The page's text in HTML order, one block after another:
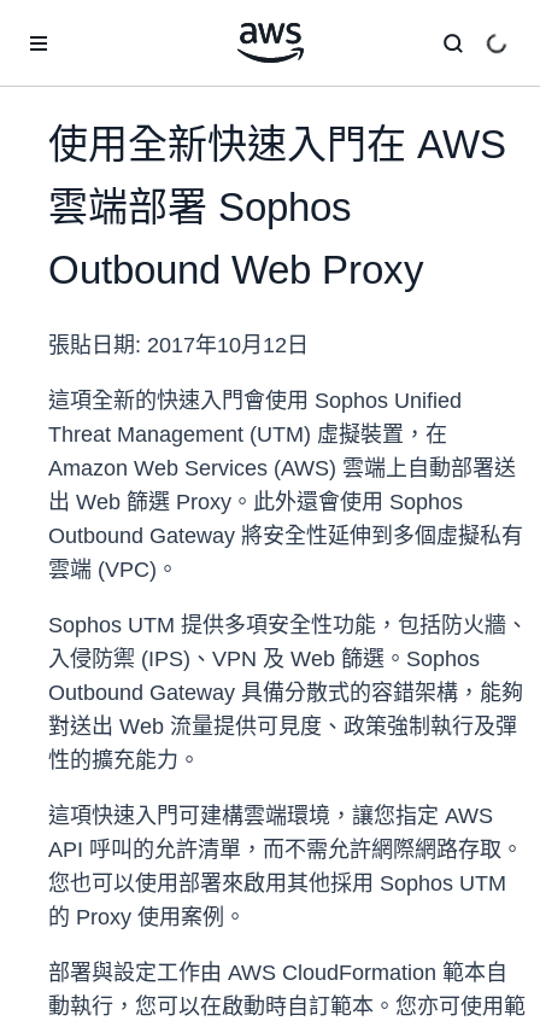
使用全新快速入門在 AWS
雲端部署 Sophos
Outbound Web Proxy
張貼日期: 2017年10月12日
這項全新的快速入門會使用 Sophos Unified
Threat Management (UTM) 虛擬裝置，在
Amazon Web Services (AWS) 雲端上自動部署送
出 Web 篩選 Proxy。此外還會使用 Sophos
Outbound Gateway 將安全性延伸到多個虛擬私有
雲端 (VPC)。
Sophos UTM 提供多項安全性功能，包括防火牆、
入侵防禦 (IPS)、VPN 及 Web 篩選。Sophos
Outbound Gateway 具備分散式的容錯架構，能夠
對送出 Web 流量提供可見度、政策強制執行及彈
性的擴充能力。
這項快速入門可建構雲端環境，讓您指定 AWS
API 呼叫的允許清單，而不需允許網際網路存取。
您也可以使用部署來啟用其他採用 Sophos UTM
的 Proxy 使用案例。
部署與設定工作由 AWS CloudFormation 範本自
動執行，您可以在啟動時自訂範本。您亦可使用範